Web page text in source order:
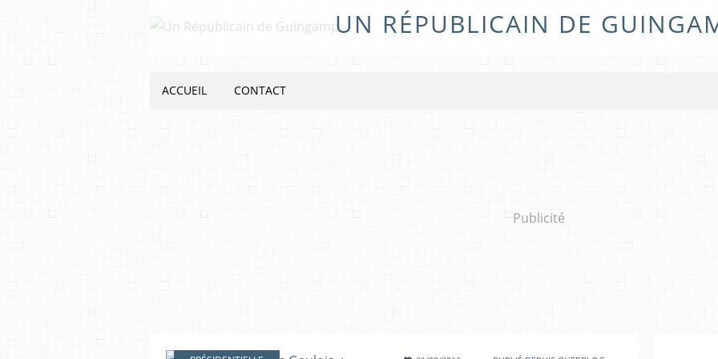
UN RÉPUBLICAIN DE
ACCUEIL CONTACT
Publicité